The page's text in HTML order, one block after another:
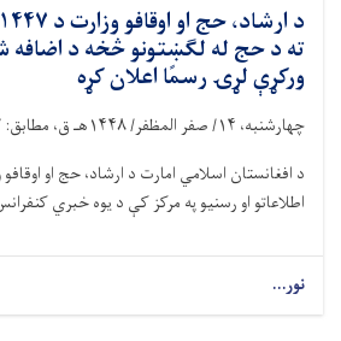
ته د حج له لګښتونو څخه د اضافه
ورکړې لړۍ رسمًا اعلان کړه
چهارشنبه، ۱۴/ صفر المظفر/۱۴۴۸هـ ق، مطابق:
د افغانستان اسلامي امارت د ارشاد، حج او
اطلاعاتو او رسنیو په مرکز کې د یوه خبري
نور...